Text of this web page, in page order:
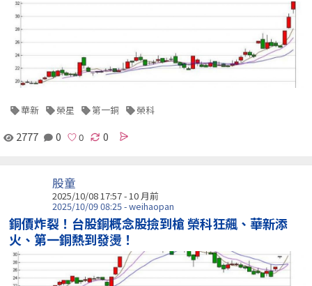
華新 榮星 第一銅 榮科
2777 0 0
股童
2025/10/08 17:57 - 10 月前
2025/10/09 08:25 - weihaopan
銅價炸裂！台股銅概念股撿到槍 榮科狂飆、華新添
火、第一銅熱到發燙！